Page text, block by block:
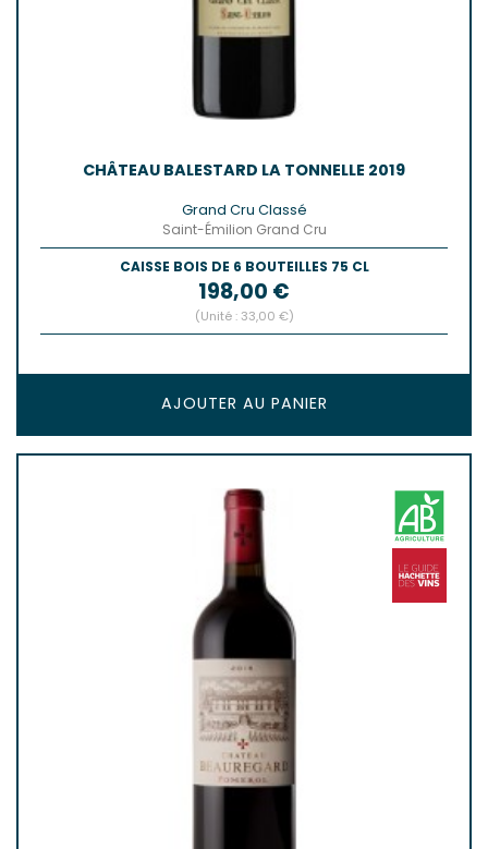
CHÂTEAU BALESTARD LA TONNELLE 2019
Grand Cru Classé
Saint-Émilion Grand Cru
CAISSE BOIS DE 6 BOUTEILLES 75 CL
Prix
198,00 €
(Unité : 33,00 €)
AJOUTER AU PANIER